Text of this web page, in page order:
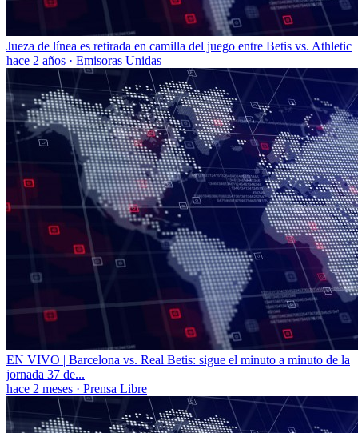
Jueza de línea es retirada en camilla del juego entre Betis vs. Athletic
hace 2 años · Emisoras Unidas
EN VIVO | Barcelona vs. Real Betis: sigue el minuto a minuto de la
jornada 37 de...
hace 2 meses · Prensa Libre